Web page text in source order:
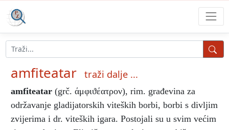
amfiteatar traži dalje ...
amfiteatar (grč. άμφιϑέατρον), rim. građevina za
održavanje gladijatorskih viteških borbi, borbi s divljim
zvijerima i dr. viteških igara. Postojali su u svim većim